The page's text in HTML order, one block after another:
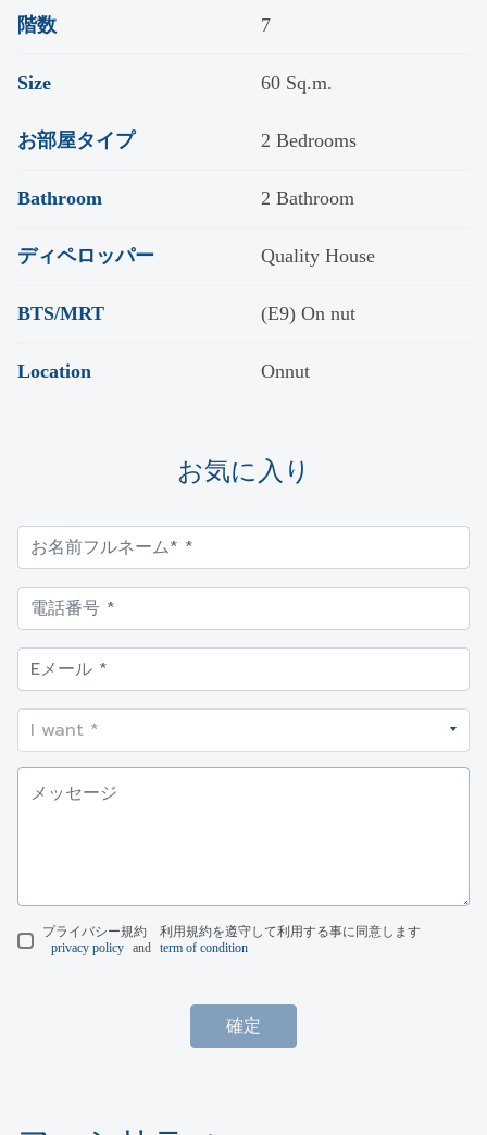
階数 7
Size 60 Sq.m.
お部屋タイプ 2 Bedrooms
Bathroom 2 Bathroom
ディペロッパー Quality House
BTS/MRT (E9) On nut
Location Onnut
お気に入り
プライバシー規約 利用規約を遵守して利用する事に同意します
privacy policy and term of condition
確定